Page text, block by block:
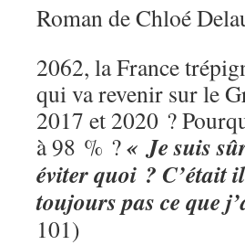
Roman de Chloé
2062, la France
qui va revenir sur le
2017 et 2020 ?
à 98 % ?« Je suis
éviter quoi ? C’était
toujours pas ce que
101)